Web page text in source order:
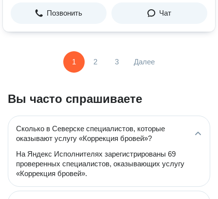
Позвонить Чат
1 2 3 Далее
Вы часто спрашиваете
Сколько в Северске специалистов, которые
оказывают услугу «Коррекция бровей»?
На Яндекс Исполнителях зарегистрированы 69
проверенных специалистов, оказывающих услугу
«Коррекция бровей».